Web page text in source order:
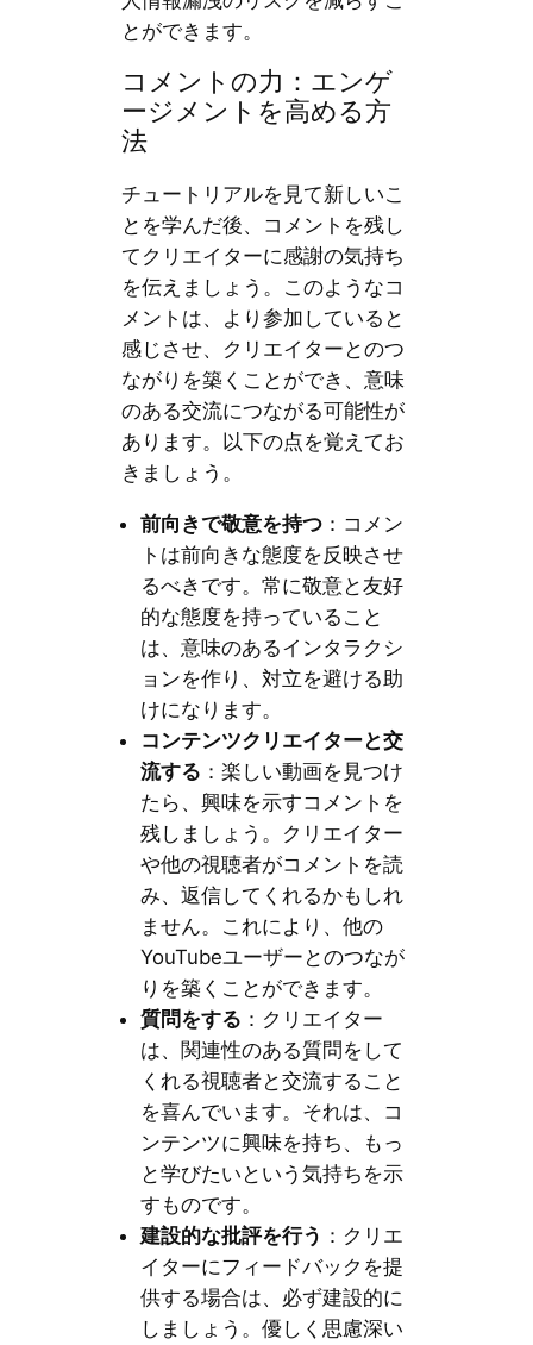
とができます。
コメントの力：エンゲ
ージメントを高める方
法
チュートリアルを見て新しいこ
とを学んだ後、コメントを残し
てクリエイターに感謝の気持ち
を伝えましょう。このようなコ
メントは、より参加していると
感じさせ、クリエイターとのつ
ながりを築くことができ、意味
のある交流につながる可能性が
あります。以下の点を覚えてお
きましょう。
前向きで敬意を持つ：コメン
トは前向きな態度を反映させ
るべきです。常に敬意と友好
的な態度を持っていること
は、意味のあるインタラクシ
ョンを作り、対立を避ける助
けになります。
コンテンツクリエイターと交
流する ：楽しい動画を見つけ
たら、興味を示すコメントを
残しましょう。クリエイター
や他の視聴者がコメントを読
み、返信してくれるかもしれ
ません。これにより、他の
YouTubeユーザーとのつなが
りを築くことができます。
質問をする ：クリエイター
は、関連性のある質問をして
くれる視聴者と交流すること
を喜んでいます。それは、コ
ンテンツに興味を持ち、もっ
と学びたいという気持ちを示
すものです。
建設的な批評を行う ：クリエ
イターにフィードバックを提
供する場合は、必ず建設的に
しましょう。優しく思慮深い